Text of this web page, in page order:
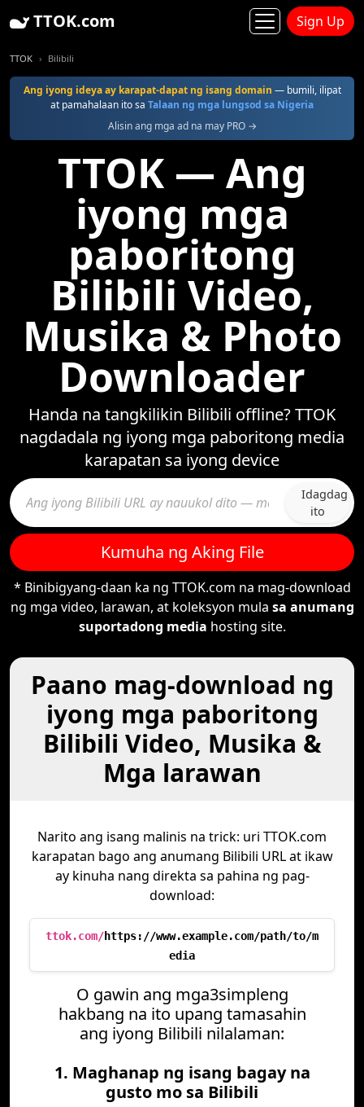
TTOK.com Sign Up
TTOK Bilibili
Ang iyong ideya ay karapat-dapat ng isang domain — bumili, ilipat
at pamahalaan ito sa Talaan ng mga lungsod sa Nigeria
Alisin ang mga ad na may PRO →
TTOK — Ang
iyong mga
paboritong
Bilibili Video,
Musika & Photo
Downloader
Handa na tangkilikin Bilibili offline? TTOK
nagdadala ng iyong mga paboritong media
karapatan sa iyong device
Idagdag
ito
Kumuha ng Aking File
* Binibigyang-daan ka ng TTOK.com na mag-download
ng mga video, larawan, at koleksyon mula sa anumang
suportadong media hosting site.
Paano mag-download ng
iyong mga paboritong
Bilibili Video, Musika &
Mga larawan
Narito ang isang malinis na trick: uri TTOK.com
karapatan bago ang anumang Bilibili URL at ikaw
ay kinuha nang direkta sa pahina ng pag-
download:
ttok.com/https://www.example.com/path/to/m
edia
O gawin ang mga3simpleng
hakbang na ito upang tamasahin
ang iyong Bilibili nilalaman:
1. Maghanap ng isang bagay na
gusto mo sa Bilibili